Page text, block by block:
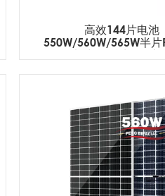
高效144片电池
550W/560W/565W半片
阳能电池板，适用于商